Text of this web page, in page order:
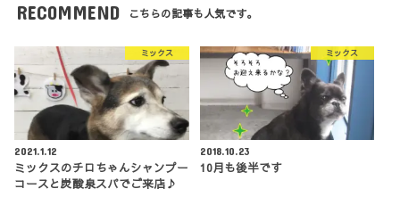
RECOMMEND こちらの記事も人気です。
ミックス
2021.1.12
ミックスのチロちゃんシャンプー
コースと炭酸泉スパでご来店♪
ミックス
2018.10.23
10月も後半です